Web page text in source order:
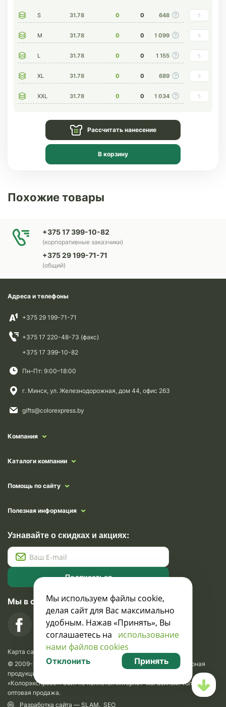
S 31.78 0 0 648
M 31.78 0 0 1 099
L 31.78 0 0 1 155
XL 31.78 0 0 689
XXL 31.78 0 0 1 034
Рассчитать нанесение
В корзину
Похожие товары
+375 17 399-10-82
(корпоративные заказчики)
+375 29 199-71-71
(общий)
Адреса и телефоны
+375 29 199-71-71
+375 17 220-48-73 (факс)
+375 17 399-10-82
Пн–Пт: 9:00–18:00
г. Минск, ул. Железнодорожная, дом 44, офис 263
gifts@colorexpress.by
Компания
Каталоги компании
Помощь по сайту
Полезная информация
Узнавайте о скидках и акциях:
Подписаться
Мы в социальных сетях
Карта сайта
© 2009-2026 Krasavik.by. Сувениры оптом. Рекламно-сувенирная
продукция и сувениры с логотипом. УНН 100873745, ООО
«Колорэкспресс». Сайт не является интернет-магазином. Только
оптовая продажа.
Разработка сайта — SLAM. SEO
Мы используем файлы cookie,
делая сайт для Вас максимально
удобным. Нажав «Принять», Вы
соглашаетесь на использование
нами файлов cookies
Отклонить Принять